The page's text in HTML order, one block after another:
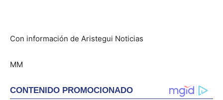
Con información de Aristegui Noticias
MM